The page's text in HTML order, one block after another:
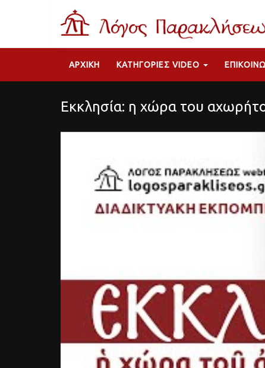
ΑΡΧΙΚΉ ΚΑΤΗΓΟΡΊΕΣ VIDEO
Εκκλησία: η χώρα του